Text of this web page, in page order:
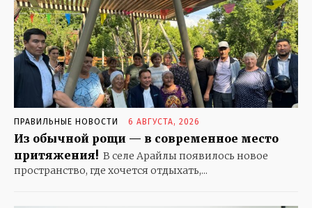
СОБАЧЬЯ РАДОСТЬ
ЧТО В ИМЕНИ МОЕМ
ПРАВИЛЬНЫЕ НОВОСТИ 6 АВГУСТА, 2026
Из обычной рощи — в современное место
притяжения! В селе Арайлы появилось новое
пространство, где хочется отдыхать,...